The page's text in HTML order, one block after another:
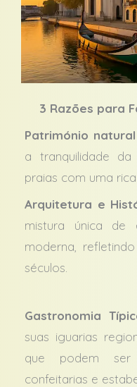
3 Razões para
Património
a tranquilidade
praias com uma
Arquitetura e
mistura única de
moderna,
séculos.
Gastronomia
suas iguarias
que podem ser
confeitarias e